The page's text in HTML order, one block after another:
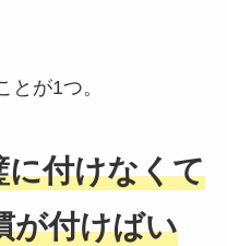
が1つ。
に付けなくて
が付けばい